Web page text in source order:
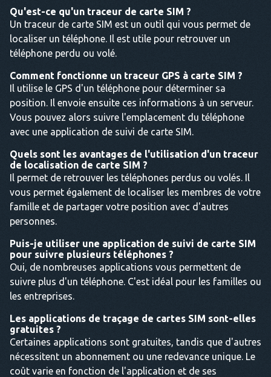
Qu'est-ce qu'un traceur de carte SIM ?
Un traceur de carte SIM est un outil qui vous permet de
localiser un téléphone. Il est utile pour retrouver un
téléphone perdu ou volé.
Comment fonctionne un traceur GPS à carte SIM ?
Il utilise le GPS d'un téléphone pour déterminer sa
position. Il envoie ensuite ces informations à un serveur.
Vous pouvez alors suivre l'emplacement du téléphone
avec une application de suivi de carte SIM.
Quels sont les avantages de l'utilisation d'un traceur
de localisation de carte SIM ?
Il permet de retrouver les téléphones perdus ou volés. Il
vous permet également de localiser les membres de votre
famille et de partager votre position avec d'autres
personnes.
Puis-je utiliser une application de suivi de carte SIM
pour suivre plusieurs téléphones ?
Oui, de nombreuses applications vous permettent de
suivre plus d'un téléphone. C'est idéal pour les familles ou
les entreprises.
Les applications de traçage de cartes SIM sont-elles
gratuites ?
Certaines applications sont gratuites, tandis que d'autres
nécessitent un abonnement ou une redevance unique. Le
coût varie en fonction de l'application et de ses